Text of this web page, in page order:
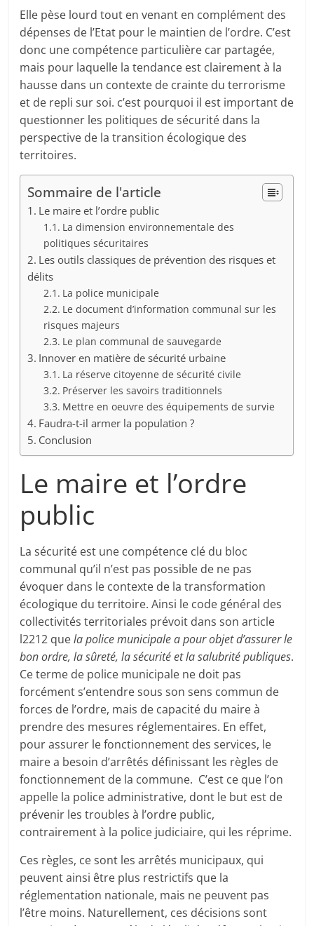
Elle pèse lourd tout en venant en complément des
dépenses de l’Etat pour le maintien de l’ordre. C’est
donc une compétence particulière car partagée,
mais pour laquelle la tendance est clairement à la
hausse dans un contexte de crainte du terrorisme
et de repli sur soi. c’est pourquoi il est important de
questionner les politiques de sécurité dans la
perspective de la transition écologique des
territoires.
Sommaire de l'article
Le maire et l’ordre public
La dimension environnementale des
politiques sécuritaires
Les outils classiques de prévention des risques et
délits
La police municipale
Le document d’information communal sur les
risques majeurs
Le plan communal de sauvegarde
Innover en matière de sécurité urbaine
La réserve citoyenne de sécurité civile
Préserver les savoirs traditionnels
Mettre en oeuvre des équipements de survie
Faudra-t-il armer la population ?
Conclusion
Le maire et l’ordre
public
La sécurité est une compétence clé du bloc
communal qu’il n’est pas possible de ne pas
évoquer dans le contexte de la transformation
écologique du territoire. Ainsi le code général des
collectivités territoriales prévoit dans son article
l2212 quela police municipale a pour objet d’assurer le
bon ordre, la sûreté, la sécurité et la salubrité publiques.
Ce terme de police municipale ne doit pas
forcément s’entendre sous son sens commun de
forces de l’ordre, mais de capacité du maire à
prendre des mesures réglementaires. En effet,
pour assurer le fonctionnement des services, le
maire a besoin d’arrêtés définissant les règles de
fonctionnement de la commune. C’est ce que l’on
appelle la police administrative, dont le but est de
prévenir les troubles à l’ordre public,
contrairement à la police judiciaire, qui les réprime.
Ces règles, ce sont les arrêtés municipaux, qui
peuvent ainsi être plus restrictifs que la
réglementation nationale, mais ne peuvent pas
l’être moins. Naturellement, ces décisions sont